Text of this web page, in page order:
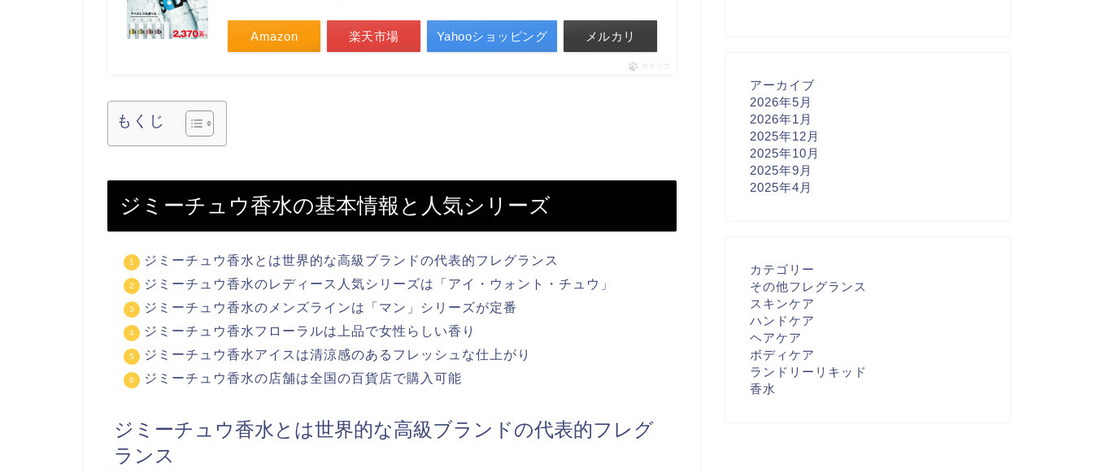
Amazon 楽天市場 Yahooショッピング メルカリ
ポチップ
もくじ
ジミーチュウ香水の基本情報と人気シリーズ
ジミーチュウ香水とは世界的な高級ブランドの代表的フレグランス
ジミーチュウ香水のレディース人気シリーズは「アイ・ウォント・チュウ」
ジミーチュウ香水のメンズラインは「マン」シリーズが定番
ジミーチュウ香水フローラルは上品で女性らしい香り
ジミーチュウ香水アイスは清涼感のあるフレッシュな仕上がり
ジミーチュウ香水の店舗は全国の百貨店で購入可能
ジミーチュウ香水とは世界的な高級ブランドの代表的フレグ
ランス
アーカイブ
2026年5月
2026年1月
2025年12月
2025年10月
2025年9月
2025年4月
カテゴリー
その他フレグランス
スキンケア
ハンドケア
ヘアケア
ボディケア
ランドリーリキッド
香水